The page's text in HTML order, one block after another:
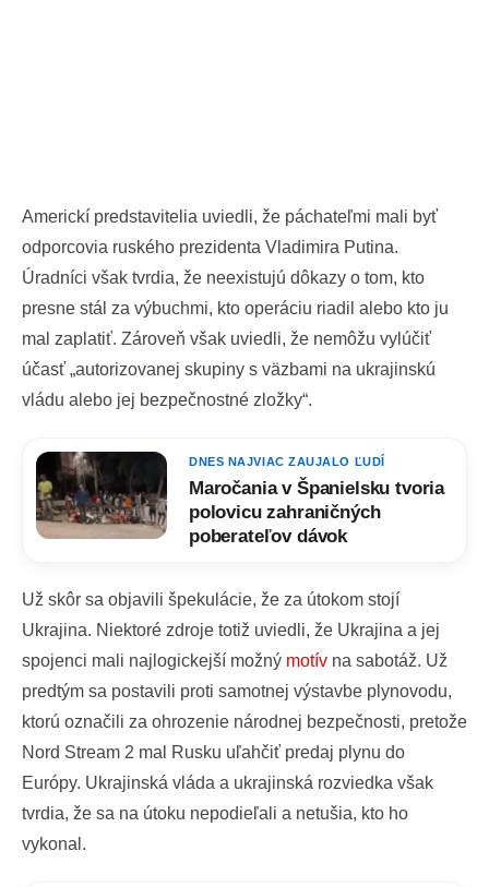
Americkí predstavitelia uviedli, že páchateľmi mali byť
odporcovia ruského prezidenta Vladimira Putina.
Úradníci však tvrdia, že neexistujú dôkazy o tom, kto
presne stál za výbuchmi, kto operáciu riadil alebo kto ju
mal zaplatiť. Zároveň však uviedli, že nemôžu vylúčiť
účasť „autorizovanej skupiny s väzbami na ukrajinskú
vládu alebo jej bezpečnostné zložky“.
DNES NAJVIAC ZAUJALO ĽUDÍ
Maročania v Španielsku tvoria
polovicu zahraničných
poberateľov dávok
Už skôr sa objavili špekulácie, že za útokom stojí
Ukrajina. Niektoré zdroje totiž uviedli, že Ukrajina a jej
spojenci mali najlogickejší možný motív na sabotáž. Už
predtým sa postavili proti samotnej výstavbe plynovodu,
ktorú označili za ohrozenie národnej bezpečnosti, pretože
Nord Stream 2 mal Rusku uľahčiť predaj plynu do
Európy. Ukrajinská vláda a ukrajinská rozviedka však
tvrdia, že sa na útoku nepodieľali a netušia, kto ho
vykonal.